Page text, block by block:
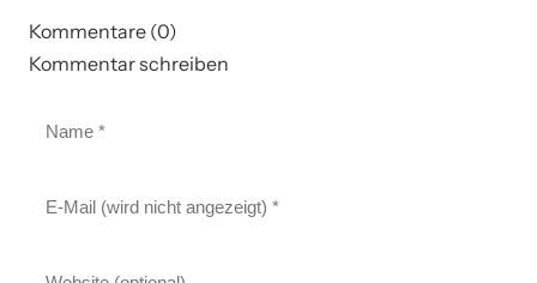
Kommentare (0)
Kommentar schreiben